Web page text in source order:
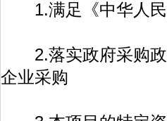
1.满足《中华人民
2.落实政府采购政
企业采购